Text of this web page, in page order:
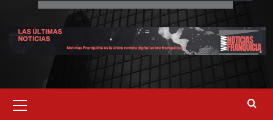
primario